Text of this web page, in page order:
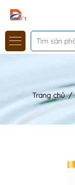
Trang chủ /